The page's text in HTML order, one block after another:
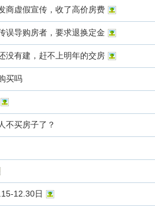
商虚假宣传，收了高价房费
误导购房者，要求退换定金
没有建，赶不上明年的交房
买吗
不买房子了？
12.30日